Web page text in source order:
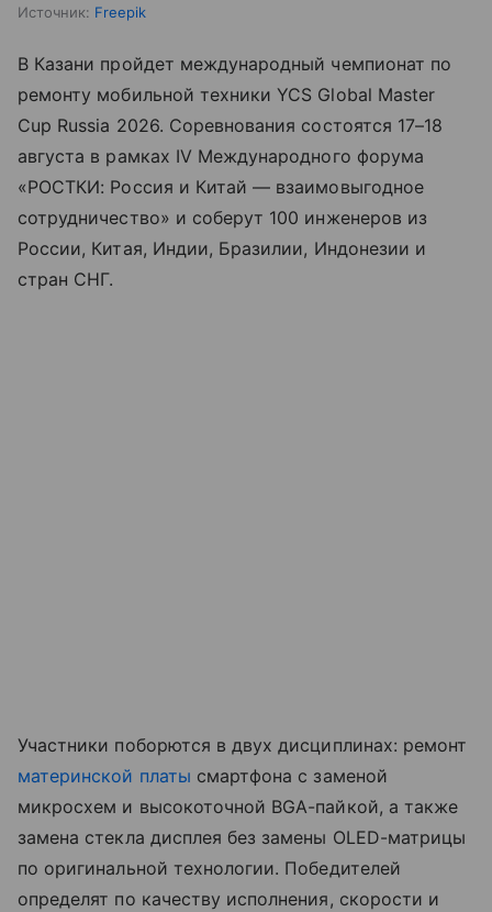
Источник: Freepik
В Казани пройдет международный чемпионат по
ремонту мобильной техники YCS Global Master
Cup Russia 2026. Соревнования состоятся 17–18
августа в рамках IV Международного форума
«РОСТКИ: Россия и Китай — взаимовыгодное
сотрудничество» и соберут 100 инженеров из
России, Китая, Индии, Бразилии, Индонезии и
стран СНГ.
Участники поборются в двух дисциплинах: ремонт
материнской платы смартфона с заменой
микросхем и высокоточной BGA-пайкой, а также
замена стекла дисплея без замены OLED-матрицы
по оригинальной технологии. Победителей
определят по качеству исполнения, скорости и